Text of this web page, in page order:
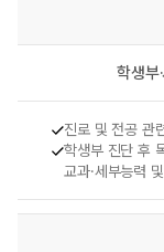
학생부
진로 및 전공 관
학생부 진단 후
교과·세부능력